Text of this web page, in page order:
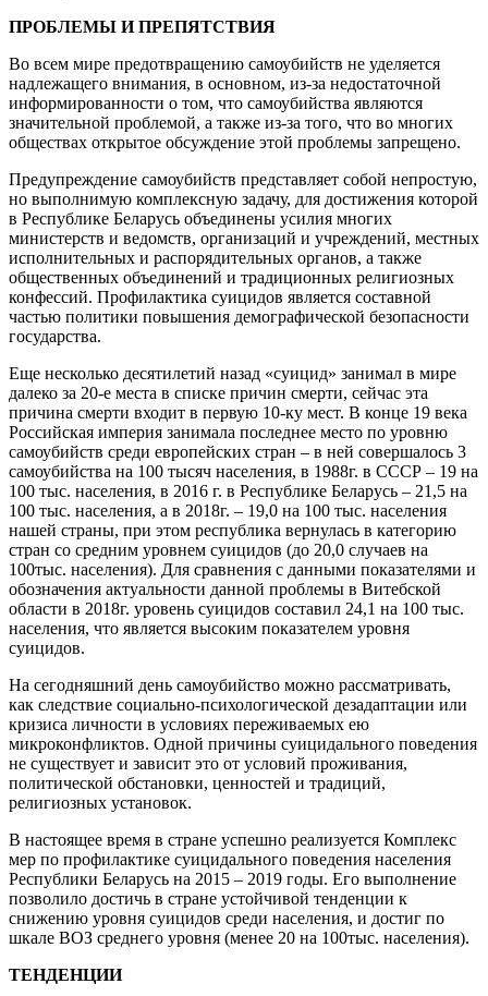
ПРОБЛЕМЫ И ПРЕПЯТСТВИЯ
Во всем мире предотвращению самоубийств не уделяется
надлежащего внимания, в основном, из-за недостаточной
информированности о том, что самоубийства являются
значительной проблемой, а также из-за того, что во многих
обществах открытое обсуждение этой проблемы запрещено.
Предупреждение самоубийств представляет собой непростую,
но выполнимую комплексную задачу, для достижения которой
в Республике Беларусь объединены усилия многих
министерств и ведомств, организаций и учреждений, местных
исполнительных и распорядительных органов, а также
общественных объединений и традиционных религиозных
конфессий. Профилактика суицидов является составной
частью политики повышения демографической безопасности
государства.
Еще несколько десятилетий назад «суицид» занимал в мире
далеко за 20-е места в списке причин смерти, сейчас эта
причина смерти входит в первую 10-ку мест. В конце 19 века
Российская империя занимала последнее место по уровню
самоубийств среди европейских стран – в ней совершалось 3
самоубийства на 100 тысяч населения, в 1988г. в СССР – 19 на
100 тыс. населения, в 2016 г. в Республике Беларусь – 21,5 на
100 тыс. населения, а в 2018г. – 19,0 на 100 тыс. населения
нашей страны, при этом республика вернулась в категорию
стран со средним уровнем суицидов (до 20,0 случаев на
100тыс. населения). Для сравнения с данными показателями и
обозначения актуальности данной проблемы в Витебской
области в 2018г. уровень суицидов составил 24,1 на 100 тыс.
населения, что является высоким показателем уровня
суицидов.
На сегодняшний день самоубийство можно рассматривать,
как следствие социально-психологической дезадаптации или
кризиса личности в условиях переживаемых ею
микроконфликтов. Одной причины суицидального поведения
не существует и зависит это от условий проживания,
политической обстановки, ценностей и традиций,
религиозных установок.
В настоящее время в стране успешно реализуется Комплекс
мер по профилактике суицидального поведения населения
Республики Беларусь на 2015 – 2019 годы. Его выполнение
позволило достичь в стране устойчивой тенденции к
снижению уровня суицидов среди населения, и достиг по
шкале ВОЗ среднего уровня (менее 20 на 100тыс. населения).
ТЕНДЕНЦИИ